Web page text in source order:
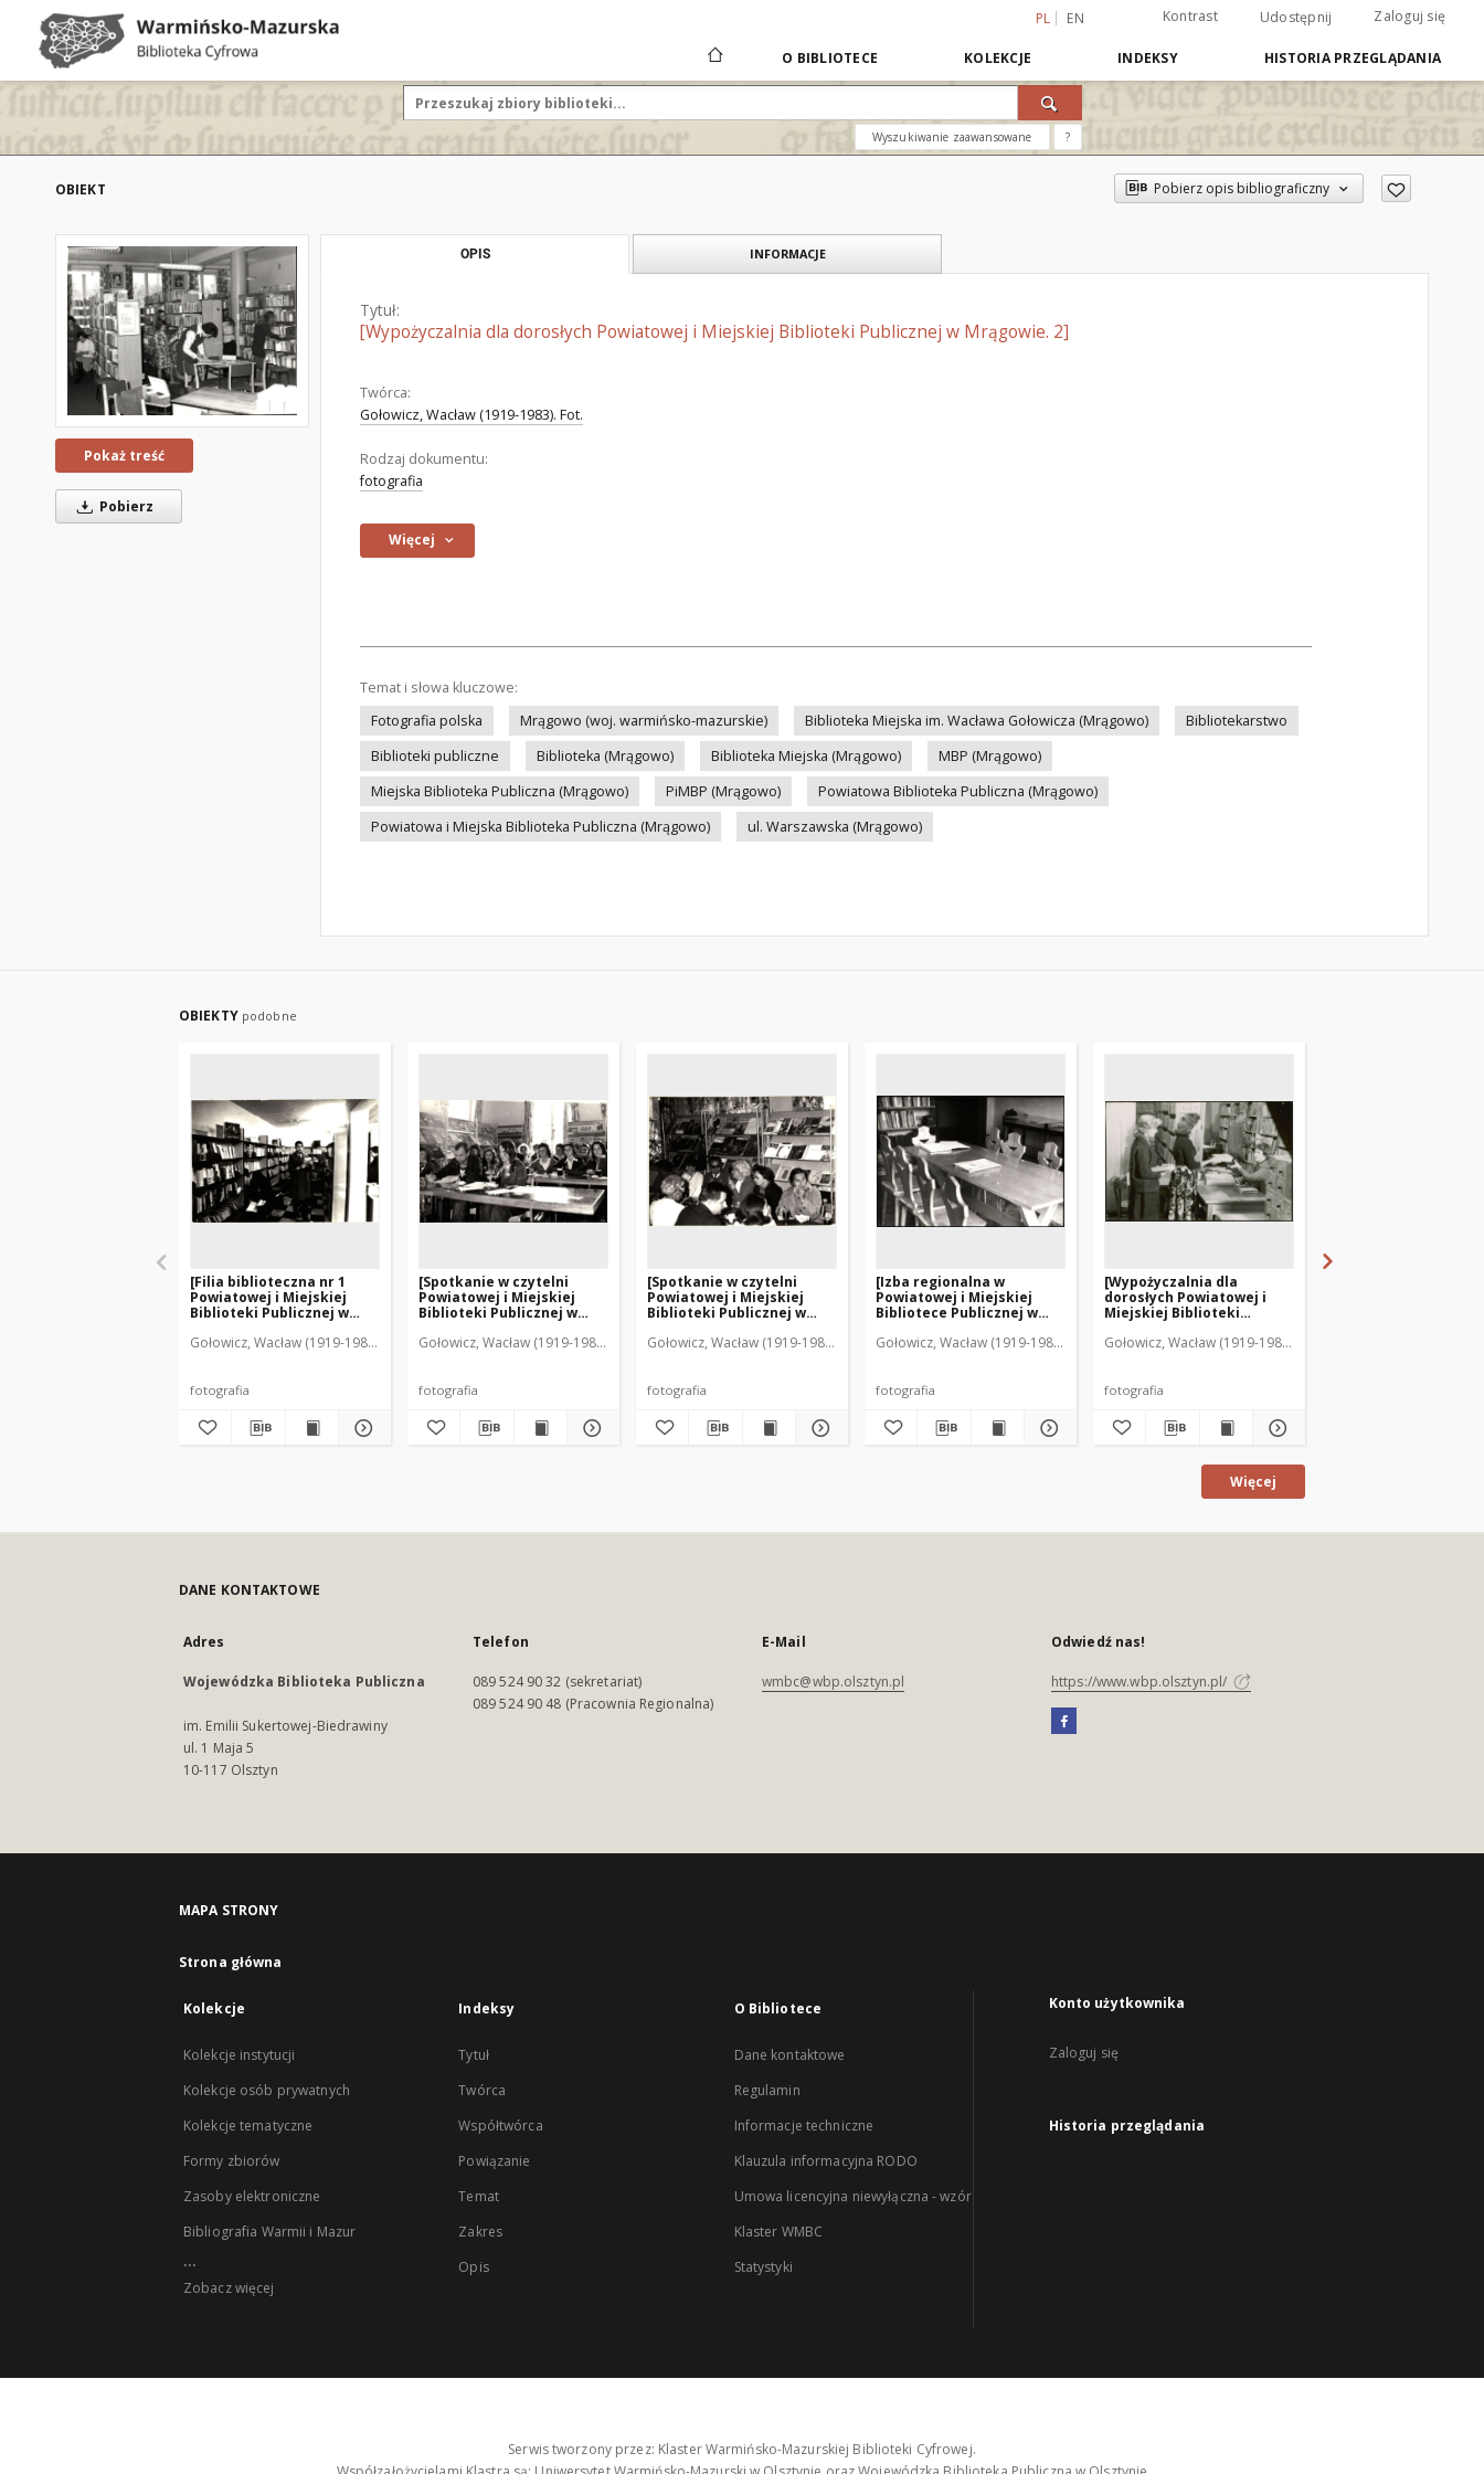
PL EN Kontrast Udostępnij Zaloguj się
O BIBLIOTECE KOLEKCJE INDEKSY HISTORIA PRZEGLĄDANIA
Wyszukiwanie zaawansowane ?
OBIEKT Pobierz opis bibliograficzny
Pokaż treść
Pobierz
OPIS INFORMACJE
Tytuł:
[Wypożyczalnia dla dorosłych Powiatowej i Miejskiej Biblioteki Publicznej w Mrągowie. 2]
Twórca:
Gołowicz, Wacław (1919-1983). Fot.
Rodzaj dokumentu:
fotografia
Więcej
Temat i słowa kluczowe:
Fotografia polska
Mrągowo (woj. warmińsko-mazurskie) Biblioteka Miejska im. Wacława Gołowicza (Mrągowo)
Bibliotekarstwo
Biblioteki publiczne
Biblioteka (Mrągowo) Biblioteka Miejska (Mrągowo)
MBP (Mrągowo)
Miejska Biblioteka Publiczna (Mrągowo)
PiMBP (Mrągowo)
Powiatowa Biblioteka Publiczna (Mrągowo)
Powiatowa i Miejska Biblioteka Publiczna (Mrągowo)
ul. Warszawska (Mrągowo)
OBIEKTY podobne
[Filia biblioteczna nr 1
Powiatowej i Miejskiej
Biblioteki Publicznej w
Gołowicz, Wacław (1919-1983). Fot.
fotografia
[Spotkanie w czytelni
Powiatowej i Miejskiej
Biblioteki Publicznej w
Gołowicz, Wacław (1919-1983). Fot.
fotografia
[Spotkanie w czytelni
Powiatowej i Miejskiej
Biblioteki Publicznej w
Gołowicz, Wacław (1919-1983). Fot.
fotografia
[Izba regionalna w
Powiatowej i Miejskiej
Bibliotece Publicznej w
Gołowicz, Wacław (1919-1983). Fot.
fotografia
[Wypożyczalnia dla
dorosłych Powiatowej i
Miejskiej Biblioteki
Gołowicz, Wacław (1919-1983). Fot.
fotografia
Więcej
DANE KONTAKTOWE
Adres
Wojewódzka Biblioteka Publiczna
im. Emilii Sukertowej-Biedrawiny
ul. 1 Maja 5
10-117 Olsztyn
Telefon
089 524 90 32 (sekretariat)
089 524 90 48 (Pracownia Regionalna)
E-Mail
wmbc@wbp.olsztyn.pl
Odwiedź nas!
https://www.wbp.olsztyn.pl/
MAPA STRONY
Strona główna
Kolekcje
Kolekcje instytucji
Kolekcje osób prywatnych
Kolekcje tematyczne
Formy zbiorów
Zasoby elektroniczne
Bibliografia Warmii i Mazur
...
Zobacz więcej
Indeksy
Tytuł
Twórca
Współtwórca
Powiązanie
Temat
Zakres
Opis
O Bibliotece
Dane kontaktowe
Regulamin
Informacje techniczne
Klauzula informacyjna RODO
Umowa licencyjna niewyłączna - wzór
Klaster WMBC
Statystyki
Konto użytkownika
Zaloguj się
Historia przeglądania
Serwis tworzony przez: Klaster Warmińsko-Mazurskiej Biblioteki Cyfrowej.